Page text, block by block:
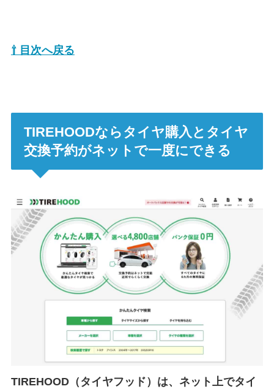
⇧ 目次へ戻る
TIREHOODならタイヤ購入とタイヤ
交換予約がネットで一度にできる
TIREHOOD（タイヤフッド）は、ネット上でタイ